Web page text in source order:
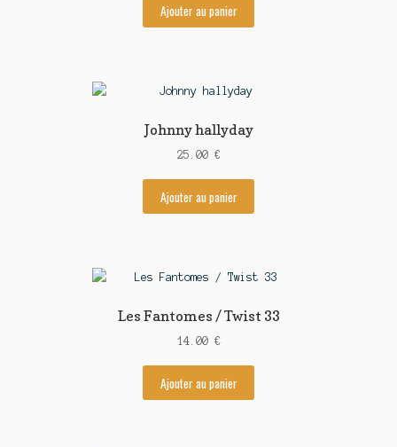
Ajouter au panier
Johnny hallyday
25.00 €
Ajouter au panier
Les Fantomes / Twist 33
14.00 €
Ajouter au panier